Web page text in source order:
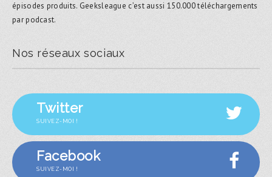
épisodes produits. Geeksleague c’est aussi 150.000 téléchargements
par podcast.
Nos réseaux sociaux
Twitter
SUIVEZ-MOI !
Facebook
SUIVEZ-MOI !